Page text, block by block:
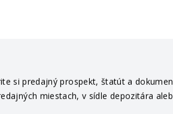
si predajný prospekt, štatút a
miestach, v sídle depozitára